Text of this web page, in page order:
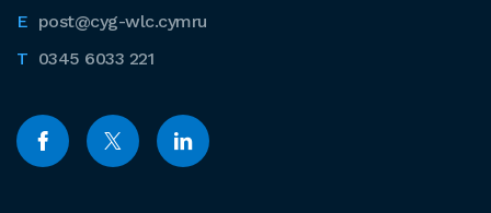
post@cyg-wlc.cymru
0345 6033 221